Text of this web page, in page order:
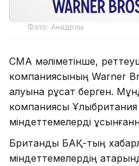
Фото: Анадолы
CMA мәліметінше,
компаниясының Warner
алуына рұқсат берген.
компаниясы Ұлыбритания
міндеттемелерді
Британдық БАҚ-тың
міндеттемелердің